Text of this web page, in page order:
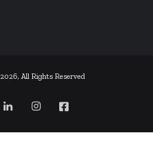
All Rights Reserved
LinkedInInstagramFacebook